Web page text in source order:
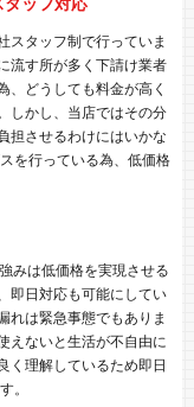
スタッフ制で行っていま
流す所が多く下請け業者
、どうしても料金が高く
しかし、当店ではその分
担させるわけにはいかな
を行っている為、低価格
みは低価格を実現させる
即日対応も可能にしてい
れは緊急事態でもありま
えないと生活が不自由に
く理解しているため即日
。